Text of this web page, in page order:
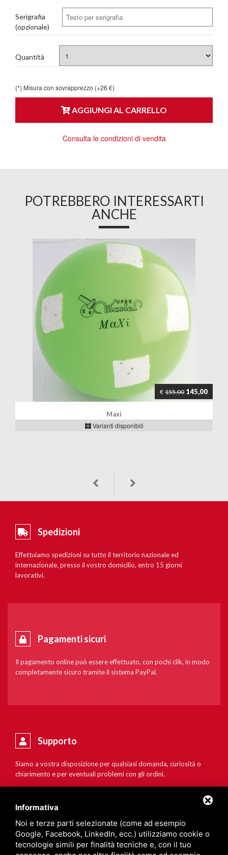
Serigrafia
(opzionale)
Quantità
(*) Misura con sovrapprezzo (+26 €)
AGGIUNGI AL CARRELLO
Consulta le condizioni di vendita
POTREBBERO INTERESSARTI
ANCHE
€ 155,00 145,00
Maxi
Varianti disponibili
Spedizioni
Effettuiamo spedizioni su tutto il territorio nazionale ed
internazionale, presso il vostro domicilio, entro 15 giorni
lavorativi.
Pagamenti sicuri
Il pagamento online può essere effettuato, con pochi clik, in modo
completamente sicuro tramite il sistema PayPal.
Supporto
Siamo a vostra disposizione per qualsiasi domanda, curiosità o
chiarimento e per eventuali problemi con gli ordini.
Informativa
Noi e terze parti selezionate (come ad esempio
Google, Facebook, LinkedIn, ecc.) utilizziamo cookie o
tecnologie simili per finalità tecniche e, con il tuo